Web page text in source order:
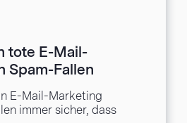
tote E-Mail-
Spam-Fallen
E-Mail-Marketing
immer sicher, dass